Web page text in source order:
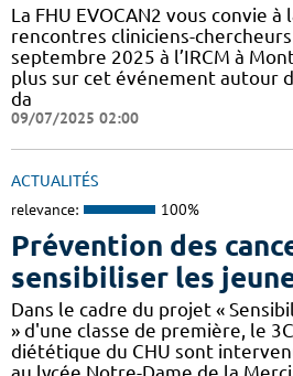
La FHU EVOCAN2 vous convie
rencontres cliniciens-
septembre 2025 à l’IRCM à
plus sur cet événement autour
da
09/07/2025 02:00
ACTUALITÉS
relevance: 100%
Prévention des
sensibiliser les
Dans le cadre du projet «
» d'une classe de première, le
diététique du CHU sont